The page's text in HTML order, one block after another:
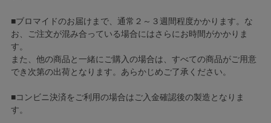
■ブロマイドのお届けまで、通常２～３週間程度かかります。な
お、ご注文が混み合っている場合にはさらにお時間がかかりま
す。
また、他の商品と一緒にご購入の場合は、すべての商品がご用意
でき次第の出荷となります。あらかじめご了承ください。
■コンビニ決済をご利用の場合はご入金確認後の製造となりま
す。